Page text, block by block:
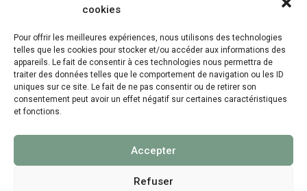
cookies
Pour offrir les meilleures expériences, nous utilisons des technologies
telles que les cookies pour stocker et/ou accéder aux informations des
appareils. Le fait de consentir à ces technologies nous permettra de
traiter des données telles que le comportement de navigation ou les ID
uniques sur ce site. Le fait de ne pas consentir ou de retirer son
consentement peut avoir un effet négatif sur certaines caractéristiques
et fonctions.
Accepter
Refuser
+33 (0)4 89 15 24 08
LE CEPAM EST HÉBERGÉ PAR